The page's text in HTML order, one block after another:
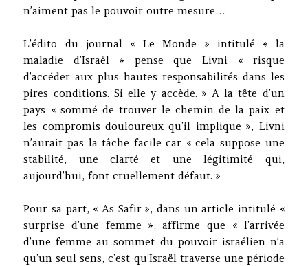
n’aiment pas le pouvoir outre mesure…
L’édito du journal « Le Monde » intitulé « la
maladie d’Israël » pense que Livni « risque
d’accéder aux plus hautes responsabilités dans les
pires conditions. Si elle y accède. » A la tête d’un
pays « sommé de trouver le chemin de la paix et
les compromis douloureux qu’il implique », Livni
n’aurait pas la tâche facile car « cela suppose une
stabilité, une clarté et une légitimité qui,
aujourd’hui, font cruellement défaut. »
Pour sa part, « As Safir », dans un article intitulé «
surprise d’une femme », affirme que « l’arrivée
d’une femme au sommet du pouvoir israélien n’a
qu’un seul sens, c’est qu’Israël traverse une période